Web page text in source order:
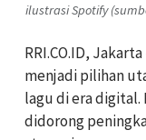
ilustrasi Spotify
RRI.CO.ID,
menjadi pilihan
lagu di era
didorong